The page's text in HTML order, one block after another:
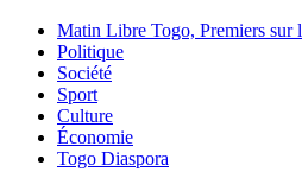
Matin Libre Togo, Premiers sur
Politique
Société
Sport
Culture
Économie
Togo Diaspora